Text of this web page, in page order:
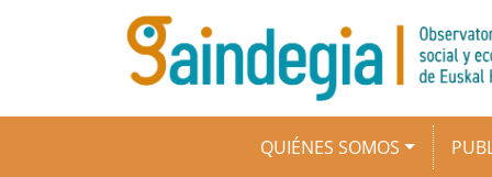
Pasar al contenido principal
Navegación principal
QUIÉNES SOMOS